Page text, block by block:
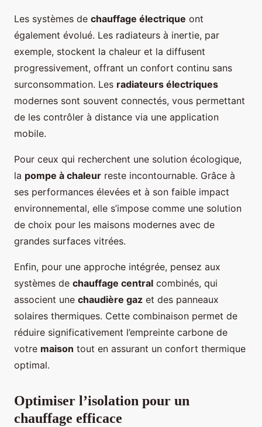
Les systèmes de chauffage électrique ont
également évolué. Les radiateurs à inertie, par
exemple, stockent la chaleur et la diffusent
progressivement, offrant un confort continu sans
surconsommation. Les radiateurs électriques
modernes sont souvent connectés, vous permettant
de les contrôler à distance via une application
mobile.
Pour ceux qui recherchent une solution écologique,
la pompe à chaleur reste incontournable. Grâce à
ses performances élevées et à son faible impact
environnemental, elle s’impose comme une solution
de choix pour les maisons modernes avec de
grandes surfaces vitrées.
Enfin, pour une approche intégrée, pensez aux
systèmes de chauffage central combinés, qui
associent une chaudière gaz et des panneaux
solaires thermiques. Cette combinaison permet de
réduire significativement l’empreinte carbone de
votre maison tout en assurant un confort thermique
optimal.
Optimiser l’isolation pour un
chauffage efficace